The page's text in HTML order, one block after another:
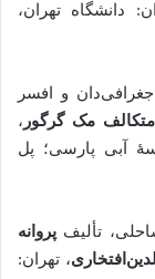
دانشگاه تهران،
و افسر
مک گرگور ،‌
آبی پارسی؛ پل
‌تألیف پروانه
، تهران: